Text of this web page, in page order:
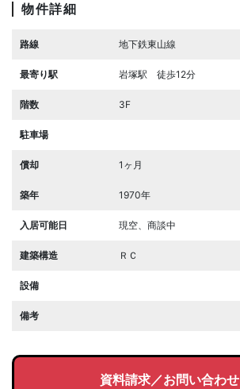
物件詳細
路線 地下鉄東山線
最寄り駅 岩塚駅 徒歩12分
階数 3F
駐車場
償却 1ヶ月
築年 1970年
入居可能日 現空、商談中
建築構造 ＲＣ
設備
備考
資料請求／お問い合わせ